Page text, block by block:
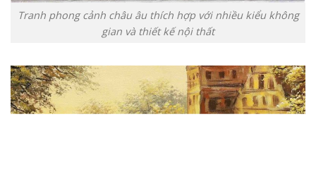
Tranh phong cảnh châu âu thích hợp với nhiều kiểu không
gian và thiết kế nội thất